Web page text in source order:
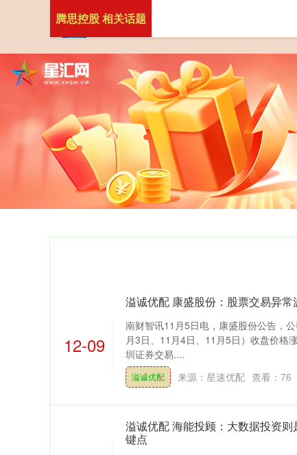
腾思控股 相关话题
12-09
溢诚优配 康盛股份：股票交易异常
南财智讯11月5日电，康盛股份公告，
月3日、11月4日、11月5日）收盘价格
圳证券交易....
溢诚优配 来源：星速优配 查看： 76
溢诚优配 海能投顾：大数据投资
键点